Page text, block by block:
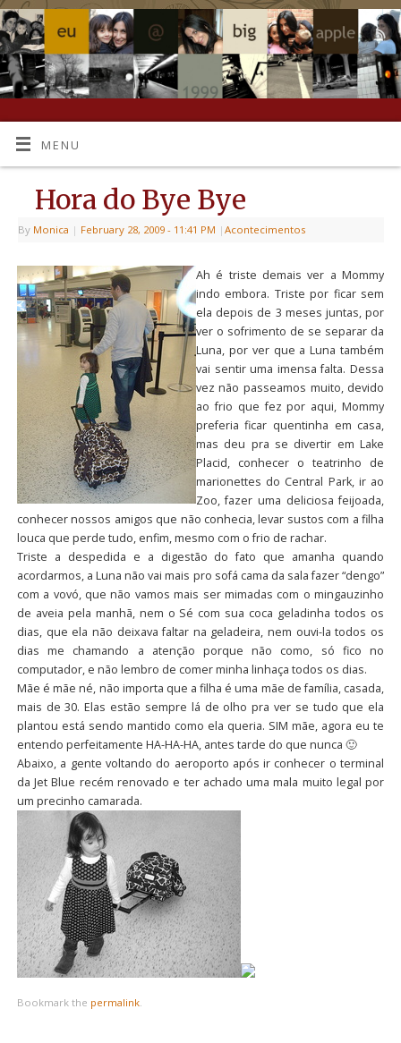
MENU
Hora do Bye Bye
By Monica | February 28, 2009 - 11:41 PM | Acontecimentos
Ah é triste demais ver a Mommy
indo embora. Triste por ficar sem
ela depois de 3 meses juntas, por
ver o sofrimento de se separar da
Luna, por ver que a Luna também
vai sentir uma imensa falta. Dessa
vez não passeamos muito, devido
ao frio que fez por aqui, Mommy
preferia ficar quentinha em casa,
mas deu pra se divertir em Lake
Placid, conhecer o teatrinho de
marionettes do Central Park, ir ao
Zoo, fazer uma deliciosa feijoada,
conhecer nossos amigos que não conhecia, levar sustos com a filha
louca que perde tudo, enfim, mesmo com o frio de rachar.
Triste a despedida e a digestão do fato que amanha quando
acordarmos, a Luna não vai mais pro sofá cama da sala fazer “dengo”
com a vovó, que não vamos mais ser mimadas com o mingauzinho
de aveia pela manhã, nem o Sé com sua coca geladinha todos os
dias, que ela não deixava faltar na geladeira, nem ouvi-la todos os
dias me chamando a atenção porque não como, só fico no
computador, e não lembro de comer minha linhaça todos os dias.
Mãe é mãe né, não importa que a filha é uma mãe de família, casada,
mais de 30. Elas estão sempre lá de olho pra ver se tudo que ela
plantou está sendo mantido como ela queria. SIM mãe, agora eu te
entendo perfeitamente HA-HA-HA, antes tarde do que nunca 🙂
Abaixo, a gente voltando do aeroporto após ir conhecer o terminal
da Jet Blue recém renovado e ter achado uma mala muito legal por
um precinho camarada.
Bookmark the permalink.